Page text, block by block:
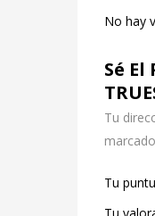
No hay
Sé El
Tu
Tu